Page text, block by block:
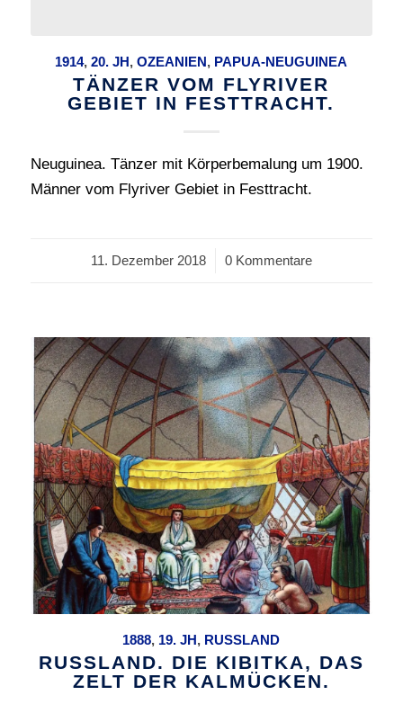
1914,20. JH,OZEANIEN, PAPUA-NEUGUINEA
TÄNZER VOM FLYRIVER
GEBIET IN FESTTRACHT.
Neuguinea. Tänzer mit Körperbemalung um 1900.
Männer vom Flyriver Gebiet in Festtracht.
11. Dezember 2018
/ 0 Kommentare
1888, 19. JH, RUSSLAND
RUSSLAND. DIE KIBITKA, DAS
ZELT DER KALMÜCKEN.